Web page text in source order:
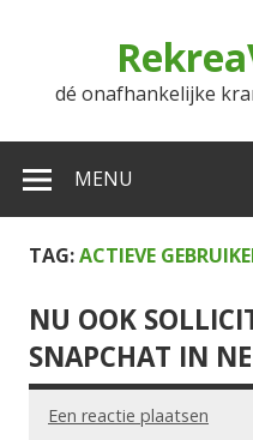
dé onafhankelijke
MENU
TAG:ACTIEVE
NU OOK
SNAPCHAT IN
Een reactie plaatsen